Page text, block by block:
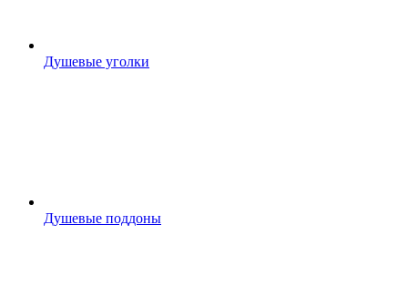
Душевые уголки
Душевые поддоны